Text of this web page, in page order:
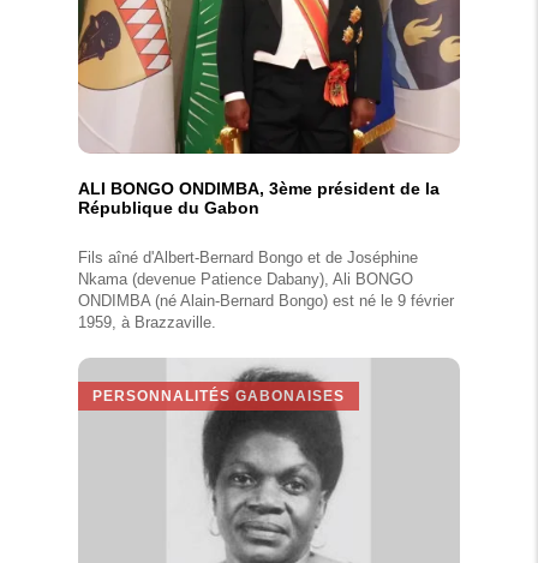
ALI BONGO ONDIMBA, 3ème président de la
République du Gabon
Fils aîné d'Albert-Bernard Bongo et de Joséphine
Nkama (devenue Patience Dabany), Ali BONGO
ONDIMBA (né Alain-Bernard Bongo) est né le 9 février
1959, à Brazzaville.
PERSONNALITÉS GABONAISES